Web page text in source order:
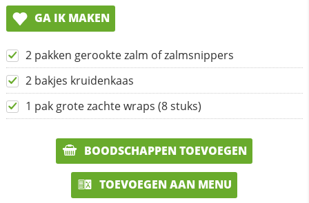
GA IK MAKEN
2 pakken gerookte zalm of zalmsnippers
2 bakjes kruidenkaas
1 pak grote zachte wraps (8 stuks)
BOODSCHAPPEN TOEVOEGEN
TOEVOEGEN AAN MENU